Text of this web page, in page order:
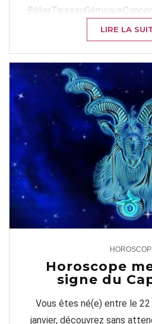
VOTRELIRE LA
2
Horoscope
signe du
Vous êtes né(e) entre le
janvier, découvrez sans